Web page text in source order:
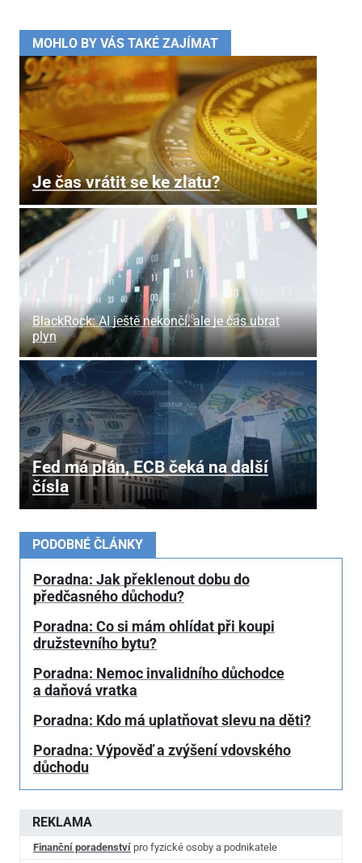
MOHLO BY VÁS TAKÉ ZAJÍMAT
Je čas vrátit se ke zlatu?
BlackRock: AI ještě nekončí, ale je čas ubrat
plyn
Fed má plán, ECB čeká na další
čísla
REKLAMA
Finanční poradenství pro fyzické osoby a podnikatele
PODOBNÉ ČLÁNKY
Poradna: Jak překlenout dobu do
předčasného důchodu?
Poradna: Co si mám ohlídat při koupi
družstevního bytu?
Poradna: Nemoc invalidního důchodce
a daňová vratka
Poradna: Kdo má uplatňovat slevu na děti?
Poradna: Výpověď a zvýšení vdovského
důchodu